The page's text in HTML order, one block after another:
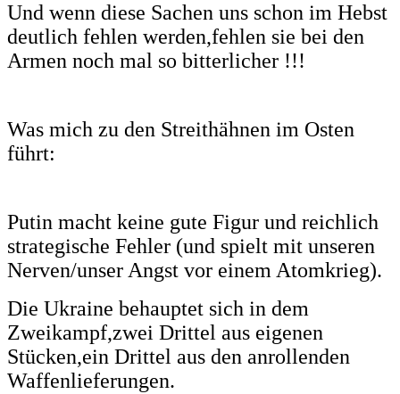
Und wenn diese Sachen uns schon im Hebst
deutlich fehlen werden,fehlen sie bei den
Armen noch mal so bitterlicher !!!
Was mich zu den Streithähnen im Osten
führt:
Putin macht keine gute Figur und reichlich
strategische Fehler (und spielt mit unseren
Nerven/unser Angst vor einem Atomkrieg).
Die Ukraine behauptet sich in dem
Zweikampf,zwei Drittel aus eigenen
Stücken,ein Drittel aus den anrollenden
Waffenlieferungen.